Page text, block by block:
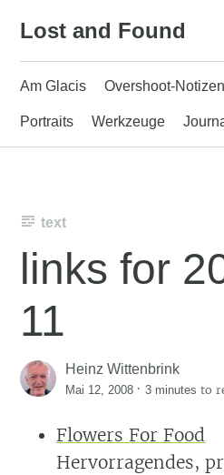
Lost and Found
Am Glacis Overshoot-Notizen
Portraits Werkzeuge
text
links for
11
Heinz Wittenbrink
Mai 12, 2008 ·3 minutes to
Flowers For Food
Hervorragendes,